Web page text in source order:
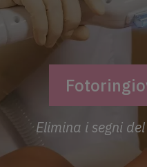
Elimina i segni